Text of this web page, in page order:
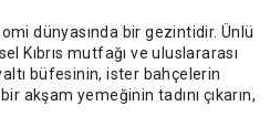
dünyasında bir gezintidir. Ünlü
Kıbrıs mutfağı ve uluslararası
büfesinin, ister bahçelerin
akşam yemeğinin tadını çıkarın,